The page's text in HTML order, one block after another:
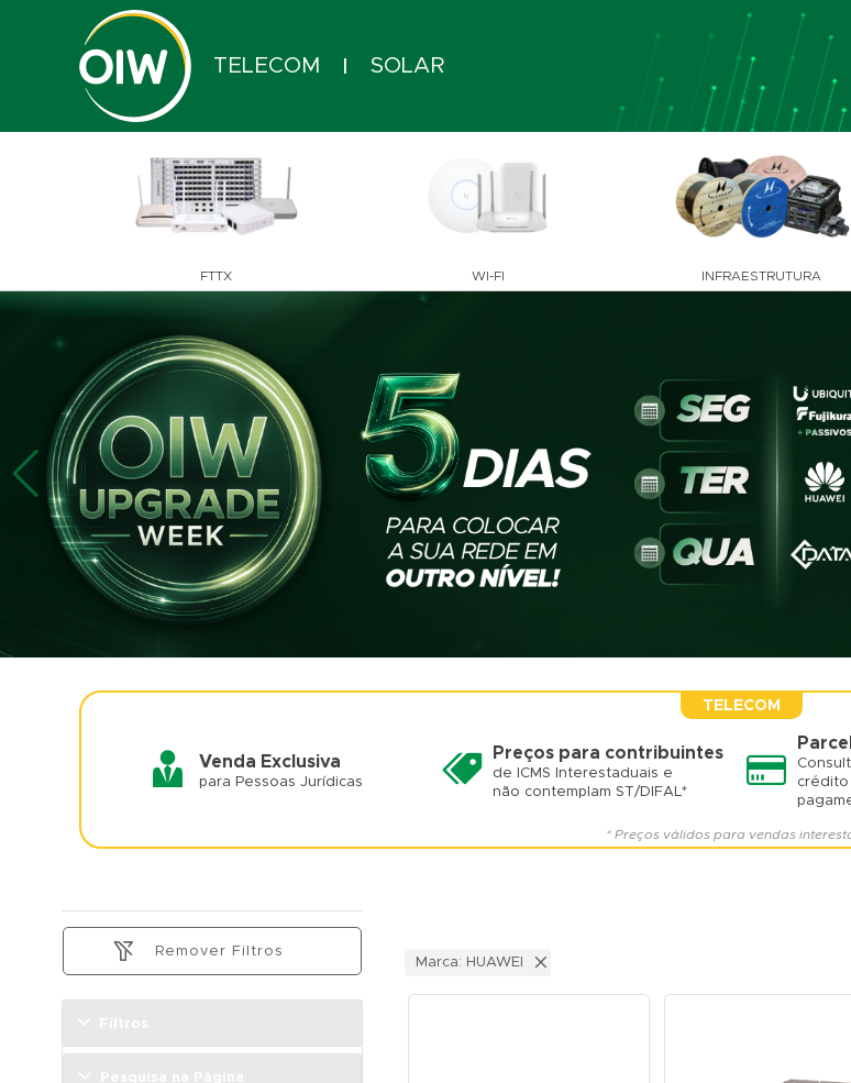
TELECOM SOLAR
FTTX WI-FI INFRAESTRUTURA
TELECOM
Venda Exclusiva
para Pessoas Jurídicas
Preços para contribuintes
de ICMS Interestaduais e
não contemplam ST/DIFAL*
crédito
* Preços válidos para vendas
Remover Filtros
Marca: HUAWEI